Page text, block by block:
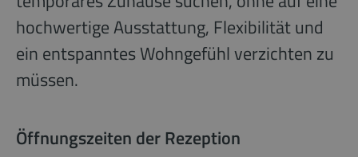
hochwertige Ausstattung, Flexibilität und
ein entspanntes Wohngefühl verzichten zu
müssen.
Öffnungszeiten der Rezeption